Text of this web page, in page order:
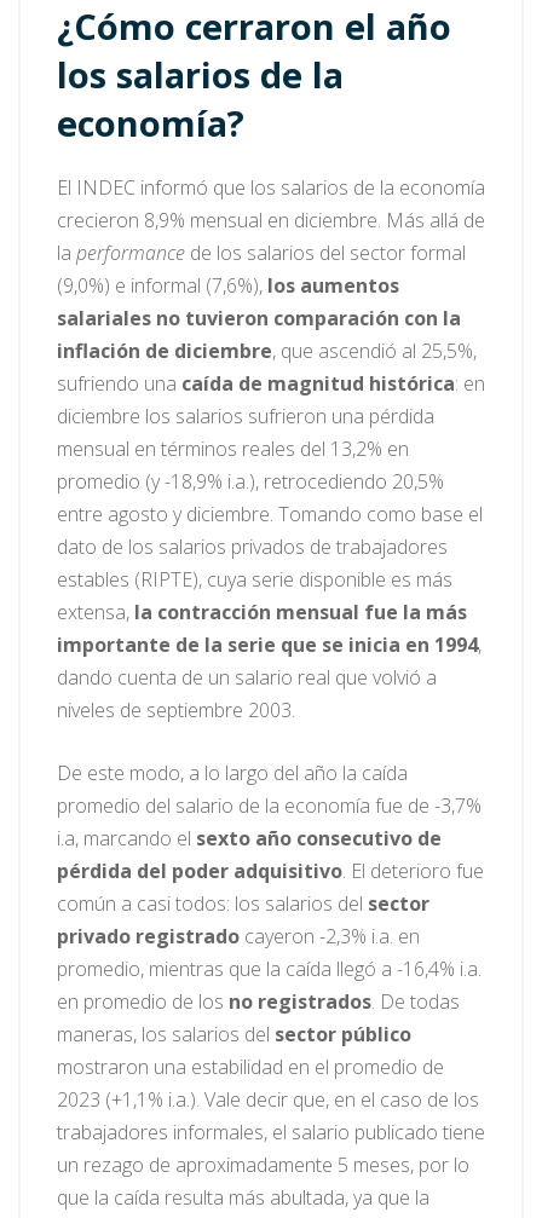
¿Cómo cerraron el año
los salarios de la
economía?
El INDEC informó que los salarios de la economía
crecieron 8,9% mensual en diciembre. Más allá de
la performance de los salarios del sector formal
(9,0%) e informal (7,6%), los aumentos
salariales no tuvieron comparación con la
inflación de diciembre, que ascendió al 25,5%,
sufriendo una caída de magnitud histórica: en
diciembre los salarios sufrieron una pérdida
mensual en términos reales del 13,2% en
promedio (y -18,9% i.a.), retrocediendo 20,5%
entre agosto y diciembre. Tomando como base el
dato de los salarios privados de trabajadores
estables (RIPTE), cuya serie disponible es más
extensa, la contracción mensual fue la más
importante de la serie que se inicia en 1994,
dando cuenta de un salario real que volvió a
niveles de septiembre 2003.
De este modo, a lo largo del año la caída
promedio del salario de la economía fue de -3,7%
i.a, marcando el sexto año consecutivo de
pérdida del poder adquisitivo. El deterioro fue
común a casi todos: los salarios del sector
privado registrado cayeron -2,3% i.a. en
promedio, mientras que la caída llegó a -16,4% i.a.
en promedio de los no registrados. De todas
maneras, los salarios del sector público
mostraron una estabilidad en el promedio de
2023 (+1,1% i.a.). Vale decir que, en el caso de los
trabajadores informales, el salario publicado tiene
un rezago de aproximadamente 5 meses, por lo
que la caída resulta más abultada, ya que la